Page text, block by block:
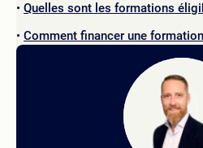
Quelles sont les formations
Comment financer une